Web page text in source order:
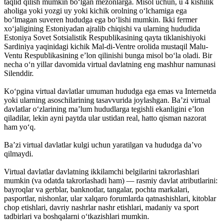
aholiga yoki yozgi uy yoki kichik orolning oʻlchamiga ega
boʻlmagan suveren hududga ega boʻlishi mumkin. Ikki fermer
xoʻjaligining Estoniyadan ajralib chiqishi va ularning hududida
Estoniya Sovet Sotsialistik Respublikasining qayta tiklanishiyoki
Sardiniya yaqinidagi kichik Mal-di-Ventre orolida mustaqil Malu-
Ventu Respublikasining eʼlon qilinishi bunga misol boʻla oladi. Bir
necha oʻn yillar davomida virtual davlatning eng mashhur namunasi
Silenddir.
Koʻpgina virtual davlatlar umuman hududga ega emas va Internetda
yoki ularning asoschilarining tasavvurida joylashgan. Baʼzi virtual
davlatlar oʻzlarining maʼlum hududlarga tegishli ekanligini eʼlon
qiladilar, lekin ayni paytda ular ustidan real, hatto qisman nazorat
ham yoʻq.
Baʼzi virtual davlatlar kulgi uchun yaratilgan va hududga daʼvo
qilmaydi.
Virtual davlatlar davlatning ikkilamchi belgilarini takrorlashlari
mumkin (va odatda takrorlashadi ham) — rasmiy davlat atributlarini:
bayroqlar va gerblar, banknotlar, tangalar, pochta markalari,
pasportlar, nishonlar, ular xalqaro forumlarda qatnashishlari, kitoblar
chop etishlari, davriy nashrlar nashr etishlari, madaniy va sport
tadbirlari va boshqalarni oʻtkazishlari mumkin.